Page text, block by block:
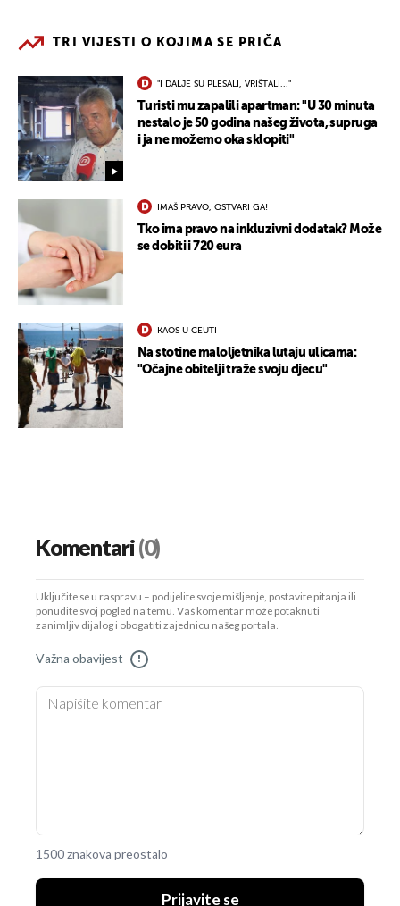
TRI VIJESTI O KOJIMA SE PRIČA
"I DALJE SU PLESALI, VRIŠTALI..."
Turisti mu zapalili apartman: "U 30 minuta
nestalo je 50 godina našeg života, supruga
i ja ne možemo oka sklopiti"
IMAŠ PRAVO, OSTVARI GA!
Tko ima pravo na inkluzivni dodatak? Može
se dobiti i 720 eura
KAOS U CEUTI
Na stotine maloljetnika lutaju ulicama:
"Očajne obitelji traže svoju djecu"
Komentari(0)
Uključite se u raspravu – podijelite svoje mišljenje, postavite pitanja ili
ponudite svoj pogled na temu. Vaš komentar može potaknuti
zanimljiv dijalog i obogatiti zajednicu našeg portala.
Važna obavijest !
1500 znakova preostalo
Prijavite se